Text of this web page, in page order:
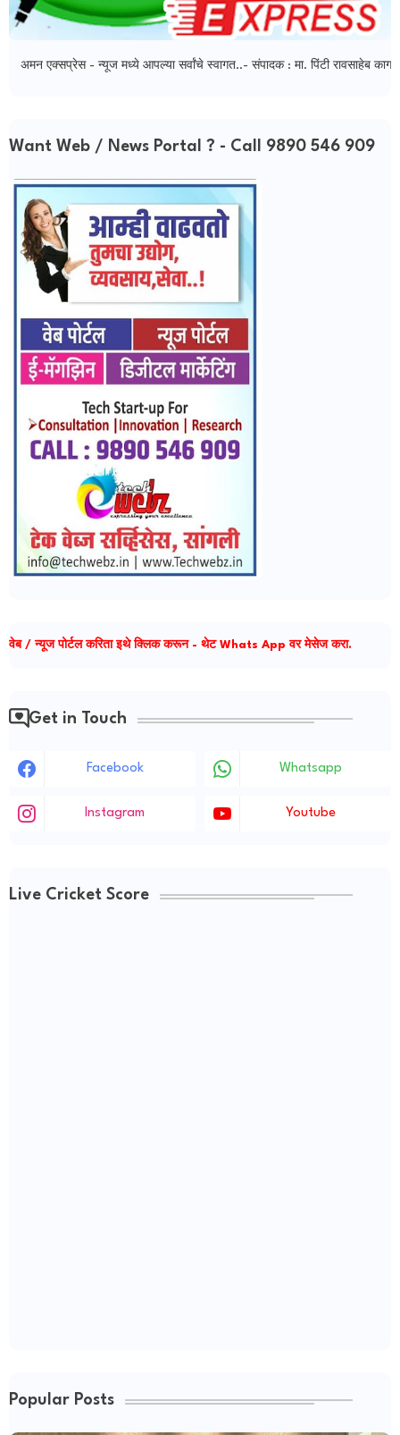
एक्सप्रेस - न्यूज मध्ये आपल्या सर्वांचे स्वागत..- संपादक : मा. पिंटी रावसाहेब
Want Web / News Portal ? - Call 9890 546 909
वेब / न्यूज पोर्टल करिता इथे क्लिक करून - थेट Whats App वर मेसेज करा.
Get in Touch
Facebook Whatsapp
Instagram Youtube
Live Cricket Score
Popular Posts